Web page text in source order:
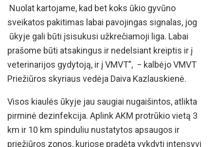
Nuolat kartojame, kad bet koks ūkio gyvūno
sveikatos pakitimas labai pavojingas signalas, jog
ūkyje gali būti įsisukusi užkrečiamoji liga. Labai
prašome būti atsakingus ir nedelsiant kreiptis ir į
veterinarijos gydytoją, ir į VMVT”, − kalbėjo VMVT
Priežiūros skyriaus vedėja Daiva Kazlauskienė.
Visos kiaulės ūkyje jau saugiai nugaišintos, atlikta
pirminė dezinfekcija. Aplink AKM protrūkio vietą 3
km ir 10 km spinduliu nustatytos apsaugos ir
priežiūros zonos, kuriose pradėta vykdyti intensyvi